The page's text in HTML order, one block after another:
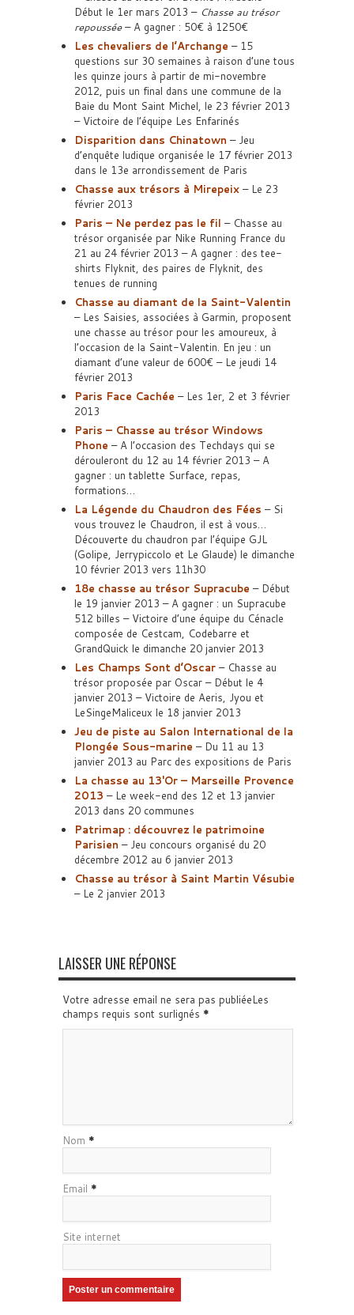
Début le 1er mars 2013 – Chasse au trésor
repoussée– A gagner : 50€ à 1250€
Les chevaliers de l’Archange – 15
questions sur 30 semaines à raison d’une tous
les quinze jours à partir de mi-novembre
2012, puis un final dans une commune de la
Baie du Mont Saint Michel, le 23 février 2013
– Victoire de l’équipe Les Enfarinés
Disparition dans Chinatown – Jeu
d’enquête ludique organisée le 17 février 2013
dans le 13e arrondissement de Paris
Chasse aux trésors à Mirepeix – Le 23
février 2013
Paris – Ne perdez pas le fil – Chasse au
trésor organisée par Nike Running France du
21 au 24 février 2013 – A gagner : des tee-
shirts Flyknit, des paires de Flyknit, des
tenues de running
Chasse au diamant de la Saint-Valentin
– Les Saisies, associées à Garmin, proposent
une chasse au trésor pour les amoureux, à
l’occasion de la Saint-Valentin. En jeu : un
diamant d’une valeur de 600€ – Le jeudi 14
février 2013
Paris Face Cachée – Les 1er, 2 et 3 février
2013
Paris – Chasse au trésor Windows
Phone – A l’occasion des Techdays qui se
dérouleront du 12 au 14 février 2013 – A
gagner : un tablette Surface, repas,
formations…
La Légende du Chaudron des Fées – Si
vous trouvez le Chaudron, il est à vous…
Découverte du chaudron par l’équipe GJL
(Golipe, Jerrypiccolo et Le Glaude) le dimanche
10 février 2013 vers 11h30
18e chasse au trésor Supracube – Début
le 19 janvier 2013 – A gagner : un Supracube
512 billes – Victoire d’une équipe du Cénacle
composée de Cestcam, Codebarre et
GrandQuick le dimanche 20 janvier 2013
Les Champs Sont d’Oscar – Chasse au
trésor proposée par Oscar – Début le 4
janvier 2013 – Victoire de Aeris, Jyou et
LeSingeMaliceux le 18 janvier 2013
Jeu de piste au Salon International de la
Plongée Sous-marine – Du 11 au 13
janvier 2013 au Parc des expositions de Paris
La chasse au 13′Or – Marseille Provence
2013 – Le week-end des 12 et 13 janvier
2013 dans 20 communes
Patrimap : découvrez le patrimoine
Parisien – Jeu concours organisé du 20
décembre 2012 au 6 janvier 2013
Chasse au trésor à Saint Martin Vésubie
– Le 2 janvier 2013
LAISSER UNE RÉPONSE
Votre adresse email ne sera pas publiéeLes
champs requis sont surlignés *
Nom *
Email *
Site internet